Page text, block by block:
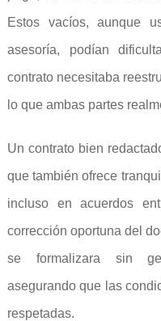
Estos vacíos, aunque
asesoría, podían
contrato necesitaba
lo que ambas partes
Un contrato bien
que también ofrece
incluso en acuerdos
corrección oportuna del
se formalizara sin
asegurando que las
respetadas.